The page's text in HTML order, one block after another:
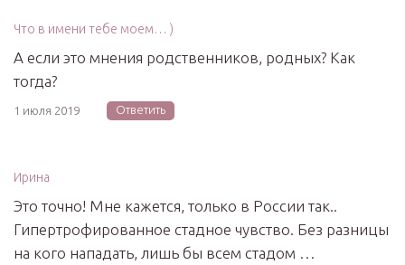
Что в имени тебе моем… )
А если это мнения родственников, родных? Как
тогда?
1 июля 2019 Ответить
Ирина
Это точно! Мне кажется, только в России так..
Гипертрофированное стадное чувство. Без разницы
на кого нападать, лишь бы всем стадом …